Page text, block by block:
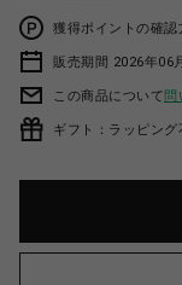
獲得ポイントの確認
販売期間 2026年06
この商品について問
ギフト：ラッピング